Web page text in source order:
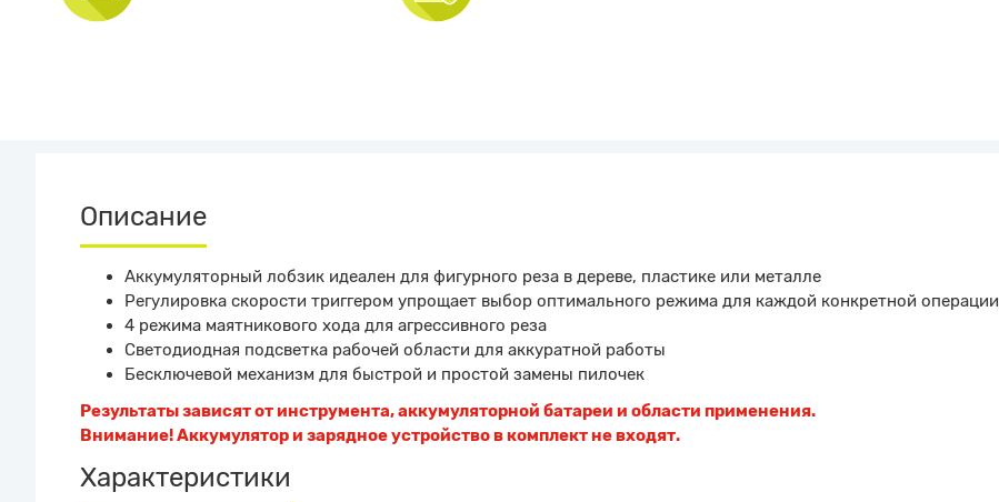
Описание
Аккумуляторный лобзик идеален для фигурного реза в дереве, пластике или металле
Регулировка скорости триггером упрощает выбор оптимального режима для каждой конкретной операции
4 режима маятникового хода для агрессивного реза
Светодиодная подсветка рабочей области для аккуратной работы
Бесключевой механизм для быстрой и простой замены пилочек
Результаты зависят от инструмента, аккумуляторной батареи и области применения.
Внимание! Аккумулятор и зарядное устройство в комплект не входят.
Характеристики